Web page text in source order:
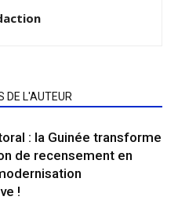
DE L'AUTEUR
: la Guinée transforme
de recensement en
!